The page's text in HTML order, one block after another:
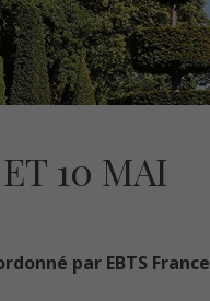
10 MAI
par EBTS France